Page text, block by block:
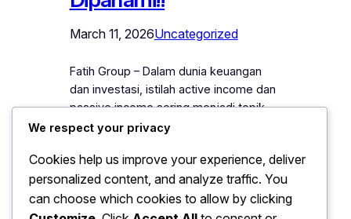
March 11, 2026Uncategorized
Fatih Group – Dalam dunia keuangan
dan investasi, istilah active income dan
passive income sering menjadi topik
pembahasan yang penting, terutama
muda yang mulai memikirkan masa
depan finansial mereka. Memahami
perbedaan kedua jenis pendapatan ini
dapat membantu seseorang
We respect your privacy
Cookies help us improve your experience, deliver
personalized content, and analyze traffic. You
can choose which cookies to allow by clicking